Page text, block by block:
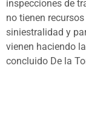
inspecciones de
no tienen
siniestralidad y
vienen haciendo
concluido De la